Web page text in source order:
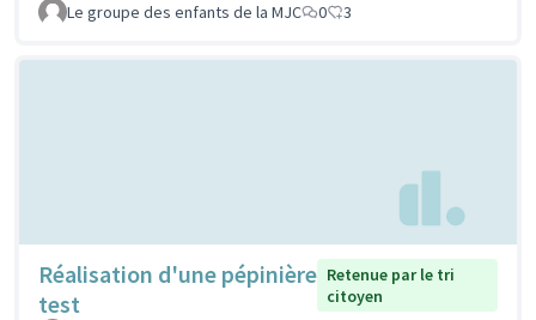
Le groupe des enfants de la MJC
0 3
Réalisation d'une pépinière
test
Retenue par le tri
citoyen